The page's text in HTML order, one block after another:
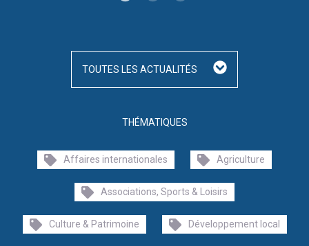
THÉMATIQUES
Affaires internationales Agriculture
Associations, Sports & Loisirs
Culture & Patrimoine Développement local
TOUTES LES ACTUALITÉS